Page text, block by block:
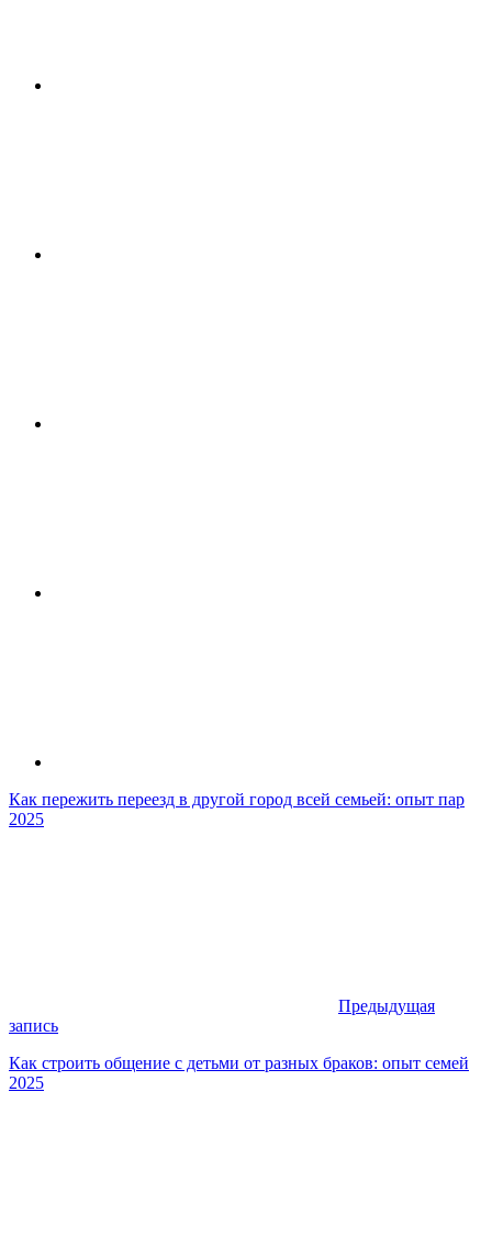
Как пережить переезд в другой город всей семьей: опыт пар
2025
Предыдущая
запись
Как строить общение с детьми от разных браков: опыт семей
2025